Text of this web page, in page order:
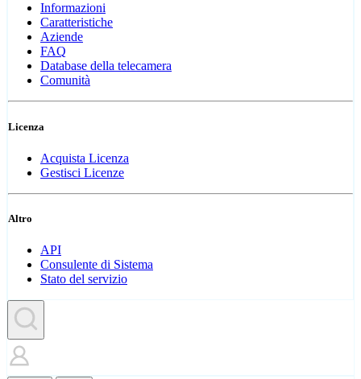
Informazioni
Caratteristiche
Aziende
FAQ
Database della telecamera
Comunità
Licenza
Acquista Licenza
Gestisci Licenze
Altro
API
Consulente di Sistema
Stato del servizio